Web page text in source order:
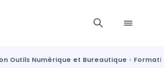
Outils Numérique et Bureautique